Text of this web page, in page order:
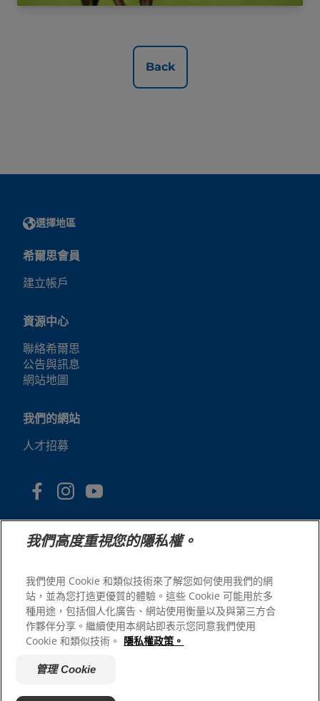
Back
選擇地區
希爾思會員
建立帳戶
資源中心
聯絡希爾思
公告與訊息
網站地圖
我們的網站
人才招募
© 2025 Hill's Pet Nutrition, Inc.
版權所有。
本文所使用的商標僅指在美國註冊的商標；在其他地區的註
冊狀態可能有所不同。您使用本網站須遵守我們的條款。
我們高度重視您的隱私權。
我們使用 Cookie 和類似技術來了解您如何使用我們的網
站，並為您打造更優質的體驗。這些 Cookie 可能用於多
種用途，包括個人化廣告、網站使用衡量以及與第三方合
作夥伴分享。繼續使用本網站即表示您同意我們使用
Cookie 和類似技術。 隱私權政策。
管理 Cookie